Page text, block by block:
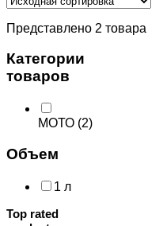
Представлено 2 товара
Категории
товаров
МОТО (2)
Объем
1 л
Top rated